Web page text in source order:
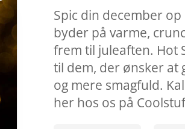
Spic din december
byder på varme,
frem til juleaften. Hot
til dem, der ønsker at
og mere smagfuld.
her hos os på